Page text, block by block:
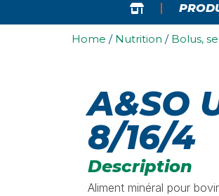
Home / Nutrition / Bolus,
A&SO
8/16/4
Description
Aliment minéral pour